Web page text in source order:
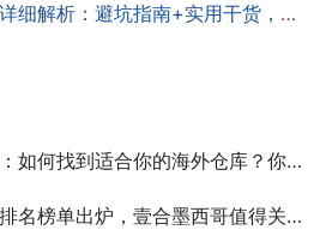
析：避坑指南+实用干货，建议收藏！
适合你的海外仓库？你的跨境电商成功关键！
炉，壹合墨西哥值得关注，发货快、合作稳！